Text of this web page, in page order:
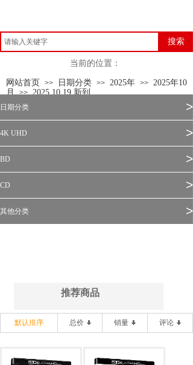
搜索
当前的位置：
网站首页 >> 日期分类 >> 2025年 >> 2025年10
月 >> 2025.10.19 新到
日期分类 >
4K UHD >
BD >
CD >
其他分类 >
推荐商品
默认排序 总价 销量 评论